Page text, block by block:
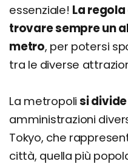
essenziale! La
trovare sempre un
metro, per potersi
tra le diverse
La metropolisi
amministrazioni
Tokyo, che
città, quella più